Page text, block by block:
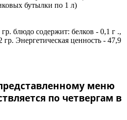
бутылки по 1 л)
блюдо содержит: белков - 0,1 г .,
гр. Энергетическая ценность - 47,9
меню
по четвергам в